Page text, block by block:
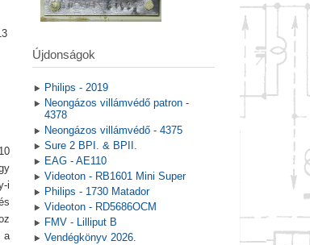
i
a
Újdonságok
Philips - 2019
Neongázos villámvédő patron -
4378
Neongázos villámvédő - 4375
Sure 2 BPI. & BPII.
EAG - AE110
Videoton - RB1601 Mini Super
Philips - 1730 Matador
Videoton - RD5686OCM
FMV - Lilliput B
Vendégkönyv 2026.